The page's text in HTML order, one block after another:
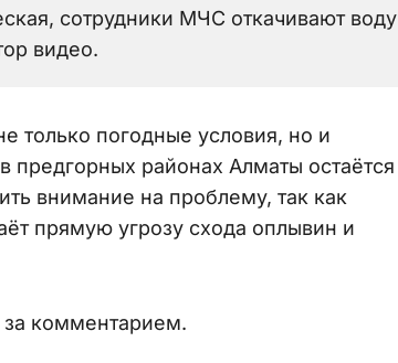
сотрудники МЧС откачивают воду
видео.
только погодные условия, но и
предгорных районах Алматы остаётся
внимание на проблему, так как
прямую угрозу схода оплывин и
за комментарием.